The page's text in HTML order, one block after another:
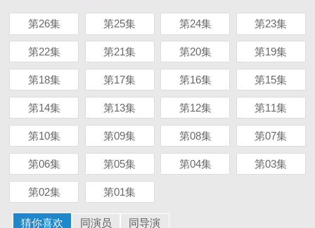
第26集 第25集 第24集 第23集
第22集 第21集 第20集 第19集
第18集 第17集 第16集 第15集
第14集 第13集 第12集 第11集
第10集 第09集 第08集 第07集
第06集 第05集 第04集 第03集
第02集 第01集
猜你喜欢 同演员 同导演